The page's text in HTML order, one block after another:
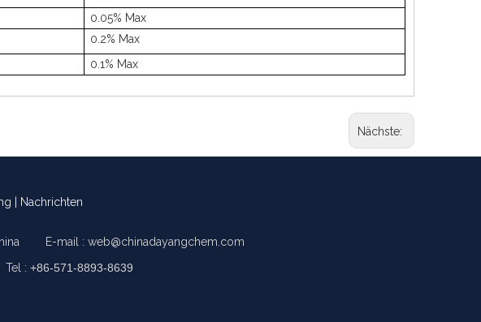
0.05% Max
0.2% Max
0.1% Max
Nächste:
Nachrichten
China E-mail : web@chinadayangchem.com
Tel : +86-571-8893-8639